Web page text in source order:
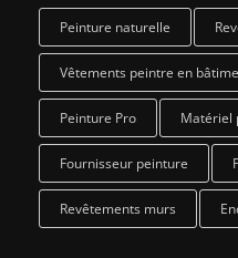
Peinture naturelle
Vêtements peintre en
Peinture Pro Matériel
Fournisseur peinture
Revêtements murs